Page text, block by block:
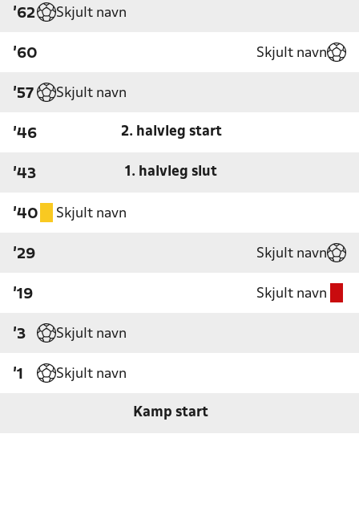
'62 Skjult navn
'60 Skjult navn
'57 Skjult navn
'46 2. halvleg start
'43 1. halvleg slut
'40 Skjult navn
'29 Skjult navn
'19 Skjult navn
'3 Skjult navn
'1 Skjult navn
Kamp start